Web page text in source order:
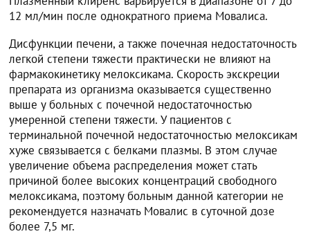
12 мл/мин после однократного приема Мовалиса.
Дисфункции печени, а также почечная недостаточность
легкой степени тяжести практически не влияют на
фармакокинетику мелоксикама. Скорость экскреции
препарата из организма оказывается существенно
выше у больных с почечной недостаточностью
умеренной степени тяжести. У пациентов с
терминальной почечной недостаточностью мелоксикам
хуже связывается с белками плазмы. В этом случае
увеличение объема распределения может стать
причиной более высоких концентраций свободного
мелоксикама, поэтому больным данной категории не
рекомендуется назначать Мовалис в суточной дозе
более 7,5 мг.